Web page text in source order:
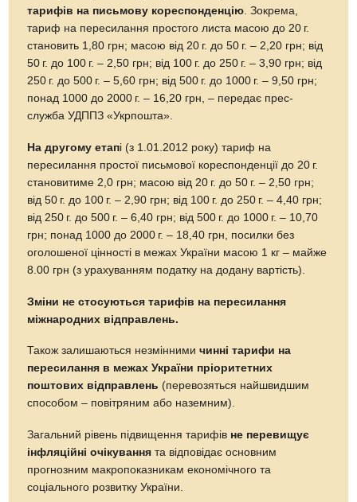
тарифів на письмову кореспонденцію . Зокрема,
тариф на пересилання простого листа масою до 20 г.
становить 1,80 грн; масою від 20 г. до50 г. – 2,20 грн; від
50 г. до 100 г. – 2,50 грн; від 100 г. до 250 г. – 3,90 грн; від
250 г. до500 г. – 5,60 грн; від500 г. до 1000 г. – 9,50 грн;
понад 1000 до 2000 г. – 16,20 грн, – передає прес-
служба УДППЗ «Укрпошта».
На другому етапі (з 1.01.2012 року) тариф на
пересилання простої письмової кореспонденції до 20 г.
становитиме 2,0 грн; масою від 20 г. до50 г. – 2,50 грн;
від50 г. до 100 г. – 2,90 грн; від 100 г. до 250 г. – 4,40 грн;
від 250 г. до500 г. – 6,40 грн; від500 г. до 1000 г. – 10,70
грн; понад 1000 до 2000 г. – 18,40 грн, посилки без
оголошеної цінності в межах України масою 1 кг – майже
8.00 грн (з урахуванням податку на додану вартість).
Зміни не стосуються тарифів на пересилання
міжнародних відправлень.
Також залишаються незміннимичинні тарифи на
пересилання в межах України пріоритетних
поштових відправлень (перевозяться найшвидшим
способом – повітряним або наземним).
Загальний рівень підвищення тарифів не перевищує
інфляційні очікування та відповідає основним
прогнозним макропоказникам економічного та
соціального розвитку України.